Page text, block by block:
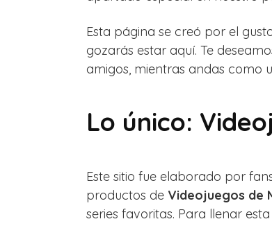
Esta página se creó por el
gozarás estar aquí. Te
amigos, mientras andas como
Lo único:
Este sitio fue elaborado por
productos de Videojuegos de
series favoritas. Para llenar